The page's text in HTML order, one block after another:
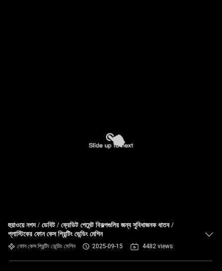
হুয়াওয়ে নগদ / ডেবিট / ক্রেডিট পেমেন্ট বিকল্পগুলির জন্য সুবিধাজনক ধাতব /
প্লাস্টিকের ফোন কেস প্রিন্টিং ভেন্ডিং মেশিন
ফোন কেস প্রিন্টিং ভেন্ডিং মেশিন 2025-09-15 4482 views